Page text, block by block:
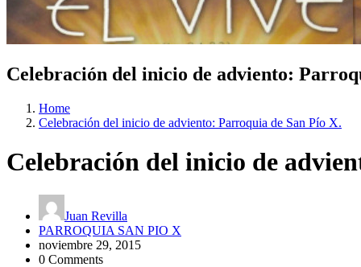
Celebración del inicio de adviento:
Home
Celebración del inicio de adviento: Parroquia de San Pío X.
Celebración del inicio de
Juan Revilla
PARROQUIA SAN PIO X
noviembre 29, 2015
0 Comments